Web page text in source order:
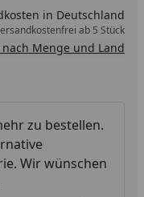
in Deutschland
ab 5 Stück
Menge und Land
zu bestellen.
Wir wünschen